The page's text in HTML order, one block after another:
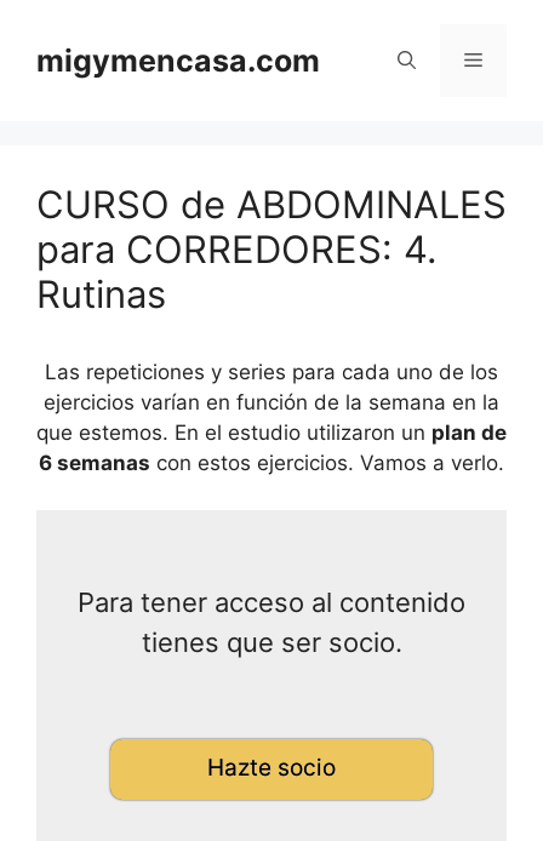
contenido
migymencasa.com Menú
CURSO de ABDOMINALES
para CORREDORES: 4.
Rutinas
Las repeticiones y series para cada uno de los
ejercicios varían en función de la semana en la
que estemos. En el estudio utilizaron un plan de
6 semanas con estos ejercicios. Vamos a verlo.
Para tener acceso al contenido
tienes que ser socio.
Hazte socio